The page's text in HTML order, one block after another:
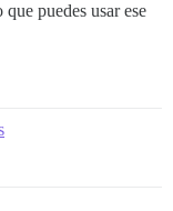
puedes usar ese